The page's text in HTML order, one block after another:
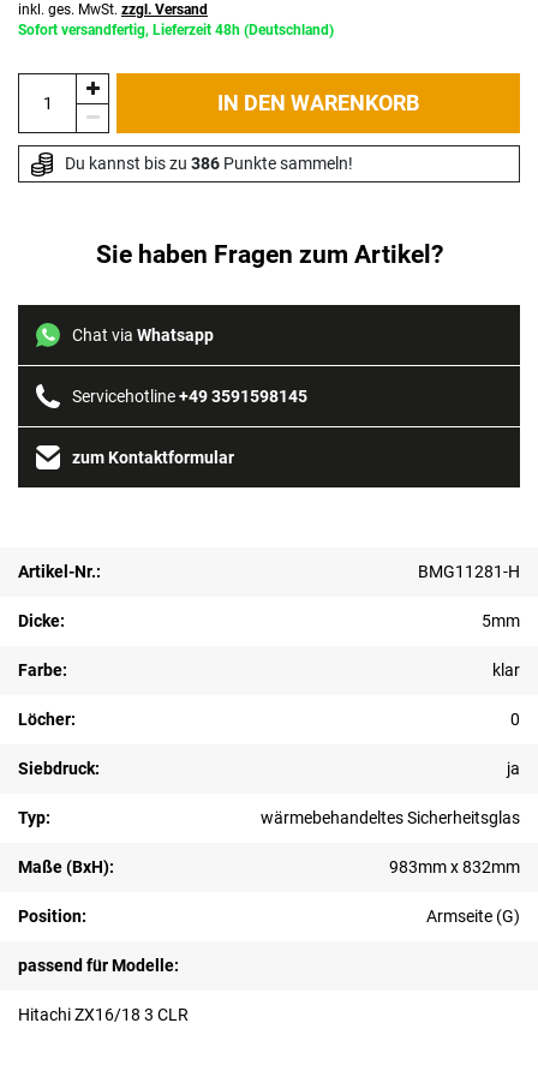
inkl. ges. MwSt. zzgl. Versand
Sofort versandfertig, Lieferzeit 48h (Deutschland)
IN DEN WARENKORB
Du kannst bis zu 386 Punkte sammeln!
Sie haben Fragen zum Artikel?
Chat via Whatsapp
Servicehotline+49 3591598145
zum Kontaktformular
Artikel-Nr.: BMG11281-H
Dicke: 5mm
Farbe: klar
Löcher: 0
Siebdruck: ja
Typ: wärmebehandeltes Sicherheitsglas
Maße (BxH): 983mm x 832mm
Position: Armseite (G)
passend für Modelle:
Hitachi ZX16/18 3 CLR